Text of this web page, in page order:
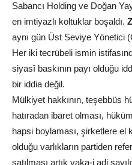
Sabancı Holding ve Doğan
en imtiyazlı koltuklar boşaldı.
aynı gün Üst Seviye Yönetici
Her iki tecrübeli ismin
siyasî baskının payı olduğu
bir iddia değil.
Mülkiyet hakkının, teşebbüs
hatıradan ibaret olması,
hapsi boylaması, şirketlere el
olduğu varlıkların partiden
satılması artık vaka-i adi